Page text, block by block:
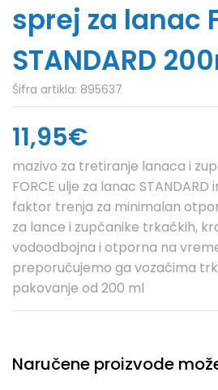
sprej za lanac
STANDARD
Šifra artikla: 895637
11,95€
mazivo za tretiranje lanaca i
FORCE ulje za lanac
faktor trenja za minimalan
za lance i zupčanike trkačkih,
vodoodbojna i otporna na
preporučujemo ga vozačima
pakovanje od 200 ml
Naručene proizvode